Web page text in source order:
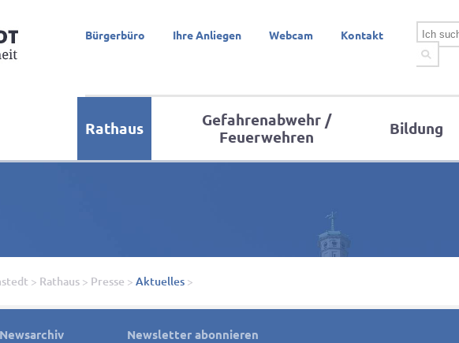
Bürgerbüro Ihre Anliegen Webcam Kontakt
Rathaus
Gefahrenabwehr /
Feuerwehren
Bildung
> Rathaus > Presse > Aktuelles >
Newsarchiv Newsletter abonnieren